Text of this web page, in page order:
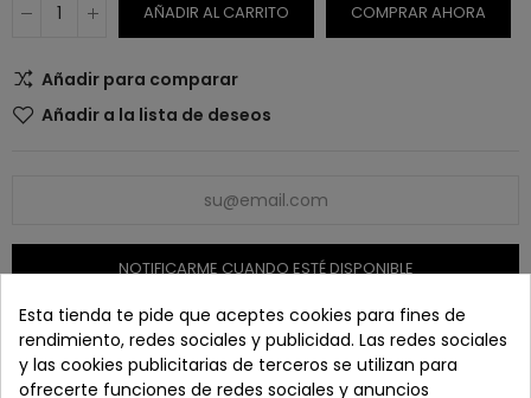
AÑADIR AL CARRITO COMPRAR AHORA
Añadir para comparar
Añadir a la lista de deseos
NOTIFICARME CUANDO ESTÉ DISPONIBLE
SKU: N/A
Esta tienda te pide que aceptes cookies para fines de
rendimiento, redes sociales y publicidad. Las redes sociales
y las cookies publicitarias de terceros se utilizan para
ofrecerte funciones de redes sociales y anuncios